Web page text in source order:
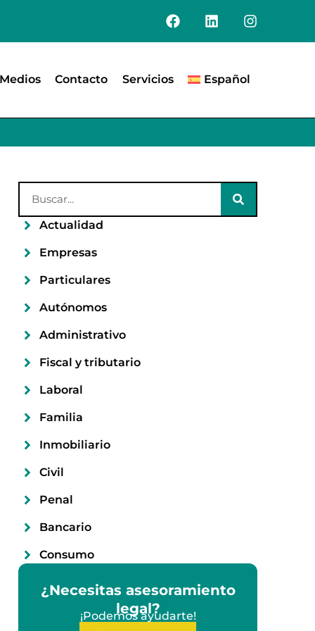
Medios Contacto Servicios Español
Actualidad
Empresas
Particulares
Autónomos
Administrativo
Fiscal y tributario
Laboral
Familia
Inmobiliario
Civil
Penal
Bancario
Consumo
¿Necesitas asesoramiento
legal?
¡Podemos ayudarte!